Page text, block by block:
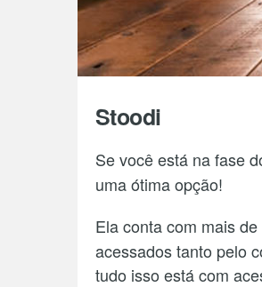
Stoodi
Se você está na fase
uma ótima opção!
Ela conta com mais de
acessados tanto pelo
tudo isso está com